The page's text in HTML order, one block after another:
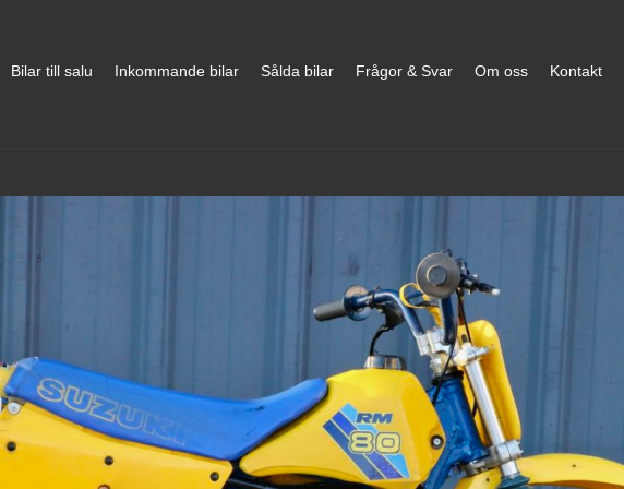
Bilar till salu Inkommande bilar Sålda bilar Frågor & Svar Om oss Kontakt